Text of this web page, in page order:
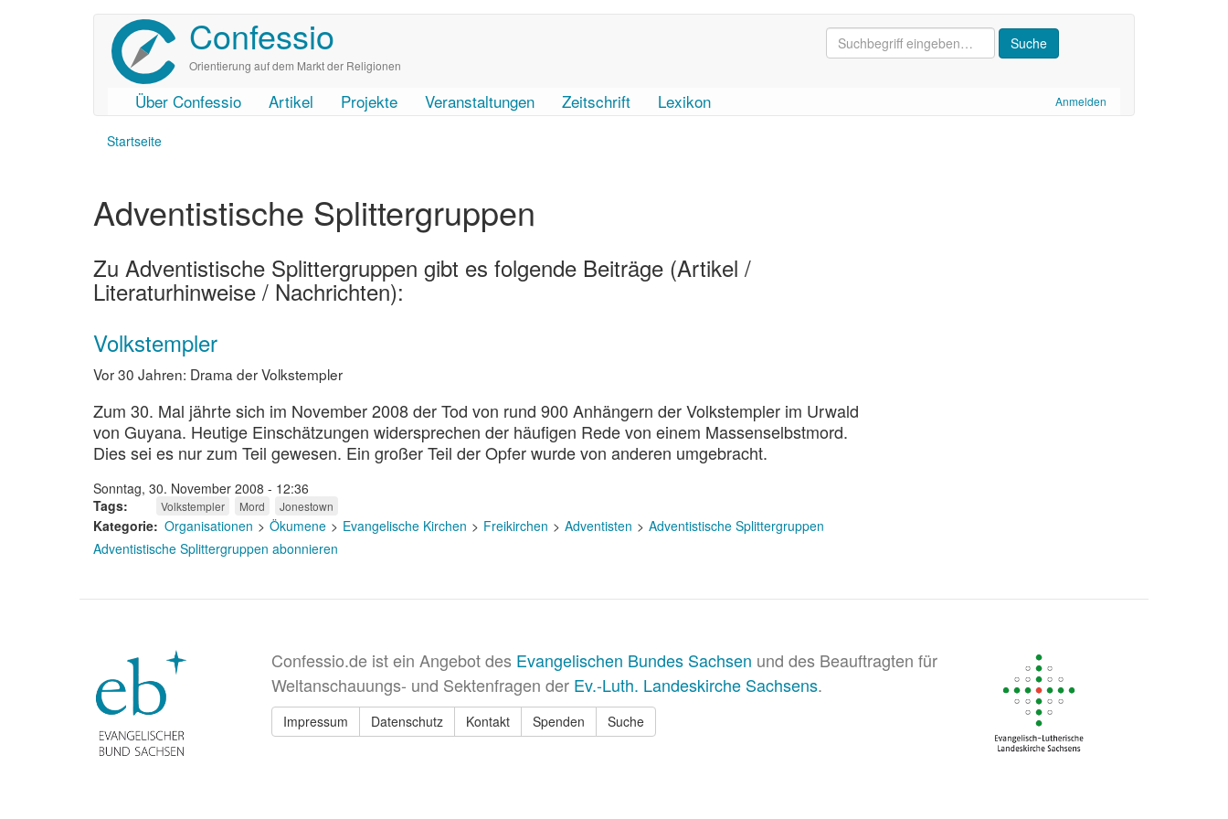
Confessio
Orientierung auf dem Markt der Religionen
User
account
Anmelden
Main
navigation
Über Confessio Artikel Projekte Veranstaltungen Zeitschrift Lexikon
Startseite
Adventistische Splittergruppen
Zu Adventistische Splittergruppen gibt es folgende Beiträge (Artikel /
Literaturhinweise / Nachrichten):
Volkstempler
Vor 30 Jahren: Drama der Volkstempler
Zum 30. Mal jährte sich im November 2008 der Tod von rund 900 Anhängern der Volkstempler im Urwald
von Guyana. Heutige Einschätzungen widersprechen der häufigen Rede von einem Massenselbstmord.
Dies sei es nur zum Teil gewesen. Ein großer Teil der Opfer wurde von anderen umgebracht.
Sonntag, 30. November 2008 - 12:36
Tags
Volkstempler Mord Jonestown
Kategorie Organisationen Ökumene Evangelische Kirchen Freikirchen Adventisten
Adventistische Splittergruppen
Adventistische Splittergruppen abonnieren
Confessio.de ist ein Angebot des Evangelischen Bundes Sachsen und des Beauftragten für
Weltanschauungs- und Sektenfragen der Ev.-Luth. Landeskirche Sachsens.
Impressum Datenschutz Kontakt Spenden Suche